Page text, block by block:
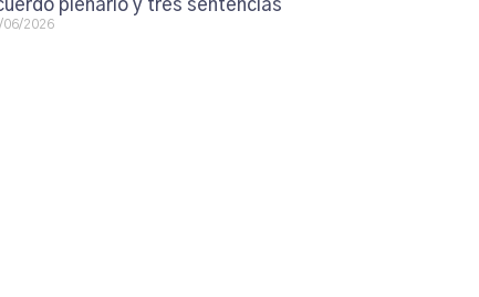
plenario y tres sentencias
06/2026